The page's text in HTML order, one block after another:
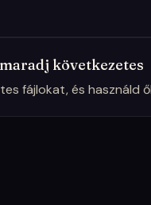
következetes
fájlokat, és használd